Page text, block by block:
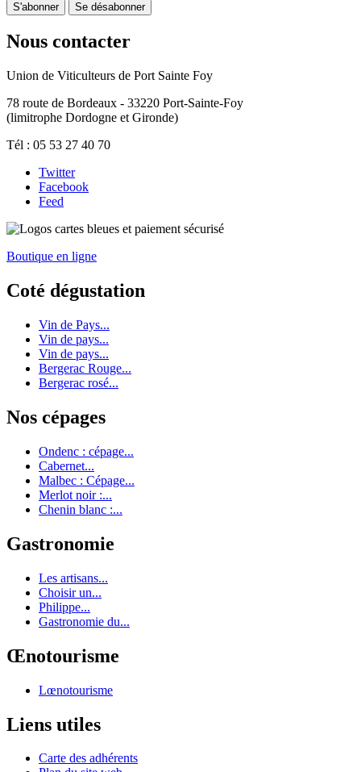
Nous contacter
Union de Viticulteurs de Port Sainte Foy
78 route de Bordeaux - 33220 Port-Sainte-Foy
(limitrophe Dordogne et Gironde)
Tél : 05 53 27 40 70
Twitter
Facebook
Feed
Boutique en ligne
Coté dégustation
Vin de Pays...
Vin de pays...
Vin de pays...
Bergerac Rouge...
Bergerac rosé...
Nos cépages
Ondenc : cépage...
Cabernet...
Malbec : Cépage...
Merlot noir :...
Chenin blanc :...
Gastronomie
Les artisans...
Choisir un...
Philippe...
Gastronomie du...
Œnotourisme
Lœnotourisme
Liens utiles
Carte des adhérents